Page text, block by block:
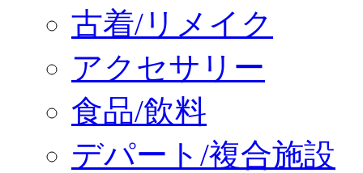
古着/リメイク
アクセサリー
食品/飲料
デパート/複合施設